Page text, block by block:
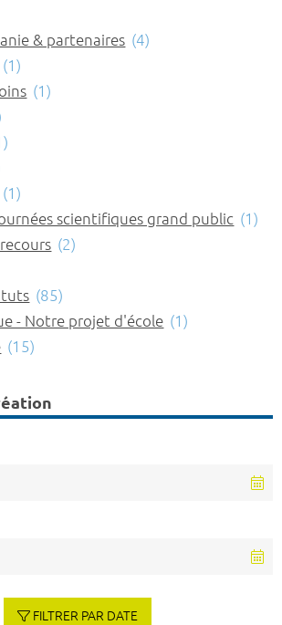
& partenaires (4)
(1)
(1)
(1)
scientifiques grand public (1)
(2)
(85)
- Notre projet d'école (1)
(15)
FILTRER PAR DATE